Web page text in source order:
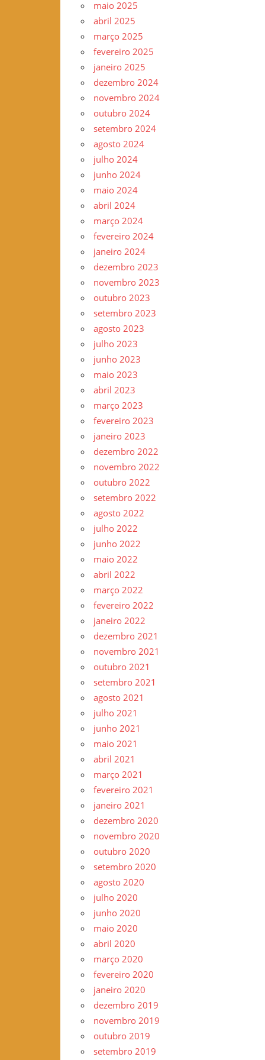
www.gilvander.org.br
www.freigilvander.blogspot.com.br
www.twitter.com/gilvanderluis
facebook:
Gilvander
Moreira
maio 2025
abril 2025
março 2025
fevereiro 2025
janeiro 2025
dezembro 2024
novembro 2024
outubro 2024
setembro 2024
agosto 2024
julho 2024
junho 2024
maio 2024
abril 2024
março 2024
fevereiro 2024
janeiro 2024
dezembro 2023
novembro 2023
outubro 2023
setembro 2023
agosto 2023
julho 2023
junho 2023
maio 2023
abril 2023
março 2023
fevereiro 2023
janeiro 2023
dezembro 2022
novembro 2022
outubro 2022
setembro 2022
agosto 2022
julho 2022
junho 2022
maio 2022
abril 2022
março 2022
fevereiro 2022
janeiro 2022
dezembro 2021
novembro 2021
outubro 2021
setembro 2021
agosto 2021
julho 2021
junho 2021
maio 2021
abril 2021
março 2021
fevereiro 2021
janeiro 2021
dezembro 2020
novembro 2020
outubro 2020
setembro 2020
agosto 2020
julho 2020
junho 2020
maio 2020
abril 2020
março 2020
fevereiro 2020
janeiro 2020
dezembro 2019
novembro 2019
outubro 2019
setembro 2019